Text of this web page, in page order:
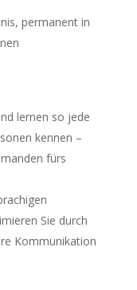
permanent in
lernen so jede
kennen –
fürs
Sie durch
Kommunikation